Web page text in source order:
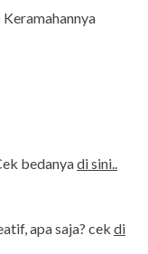
bedanyadi sini..
apa saja? cek di